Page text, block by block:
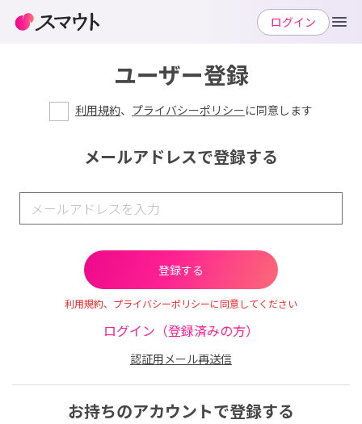
ユーザー登録
利用規約、 プライバシーポリシーに同意します
メールアドレスで登録する
利用規約、プライバシーポリシーに同意してください
ログイン（登録済みの方）
認証用メール再送信
お持ちのアカウントで登録する
ログイン